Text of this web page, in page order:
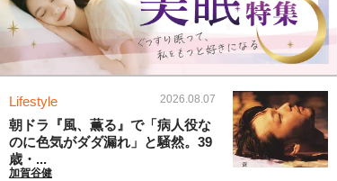
Lifestyle 2026.08.07
朝ドラ『風、薫る』で「病人役な
のに色気がダダ漏れ」と騒然。39
歳・...
加賀谷健